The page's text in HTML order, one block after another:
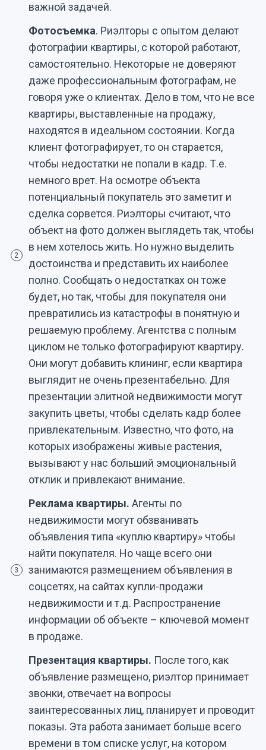
важной задачей.
2
Фотосъемка. Риэлторы с опытом делают
фотографии квартиры, с которой работают,
самостоятельно. Некоторые не доверяют
даже профессиональным фотографам, не
говоря уже о клиентах. Дело в том, что не все
квартиры, выставленные на продажу,
находятся в идеальном состоянии. Когда
клиент фотографирует, то он старается,
чтобы недостатки не попали в кадр. Т.е.
немного врет. На осмотре объекта
потенциальный покупатель это заметит и
сделка сорвется. Риэлторы считают, что
объект на фото должен выглядеть так, чтобы
в нем хотелось жить. Но нужно выделить
достоинства и представить их наиболее
полно. Сообщать о недостатках он тоже
будет, но так, чтобы для покупателя они
превратились из катастрофы в понятную и
решаемую проблему. Агентства с полным
циклом не только фотографируют квартиру.
Они могут добавить клининг, если квартира
выглядит не очень презентабельно. Для
презентации элитной недвижимости могут
закупить цветы, чтобы сделать кадр более
привлекательным. Известно, что фото, на
которых изображены живые растения,
вызывают у нас больший эмоциональный
отклик и привлекают внимание.
3
Реклама квартиры. Агенты по
недвижимости могут обзванивать
объявления типа «куплю квартиру» чтобы
найти покупателя. Но чаще всего они
занимаются размещением объявления в
соцсетях, на сайтах купли-продажи
недвижимости и т.д. Распространение
информации об объекте – ключевой момент
в продаже.
Презентация квартиры. После того, как
объявление размещено, риэлтор принимает
звонки, отвечает на вопросы
заинтересованных лиц, планирует и проводит
показы. Эта работа занимает больше всего
времени в том списке услуг, на котором